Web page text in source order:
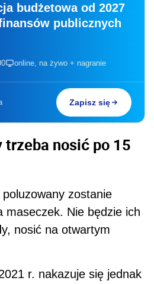
budżetowa od 2027
publicznych
online, na żywo + nagranie
Zapisz się
nosić po 15
zostanie
maseczek. Nie będzie ich
nosić na otwartym
r. nakazuje się jednak